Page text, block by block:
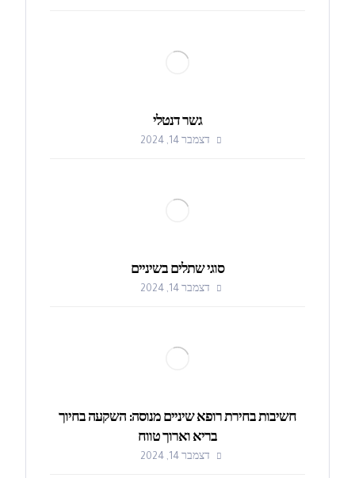
גשר דנטלי
דצמבר 14, 2024
סוגי שתלים בשיניים
דצמבר 14, 2024
חשיבות בחירת רופא שיניים מנוסה: השקעה בחיוך
בריא וארוך טווח
דצמבר 14, 2024